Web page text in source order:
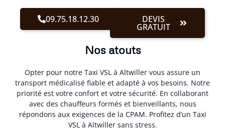
09.75.18.12.30 DEVIS
GRATUIT
Nos atouts
Opter pour notre Taxi VSL à Altwiller vous assure un
transport médicalisé fiable et adapté à vos besoins. Notre
priorité est votre confort et votre sécurité. En collaborant
avec des chauffeurs formés et bienveillants, nous
répondons aux exigences de la CPAM. Profitez d’un Taxi
VSL à Altwiller sans stress.